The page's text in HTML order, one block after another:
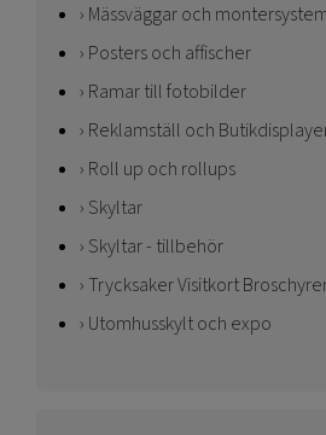
Mässväggar och
Posters och affischer
Ramar till fotobilder
Reklamställ och
Roll up och rollups
Skyltar
Skyltar - tillbehör
Trycksaker Visitkort
Utomhusskylt och expo